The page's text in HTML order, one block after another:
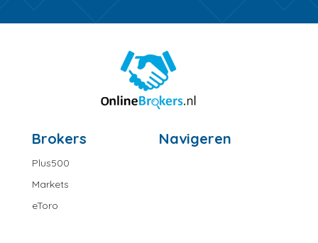
Brokers
Plus500
Markets
eToro
Navigeren